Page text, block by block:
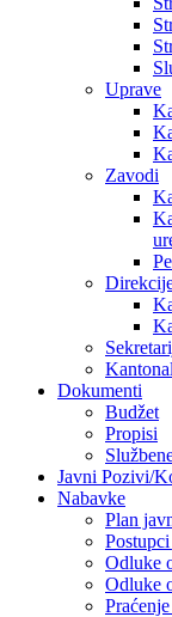
Uprave
Zavodi
Dokumenti
Budžet
Propisi
Javni Pozivi/
Nabavke
Plan
Odluke
Odluke